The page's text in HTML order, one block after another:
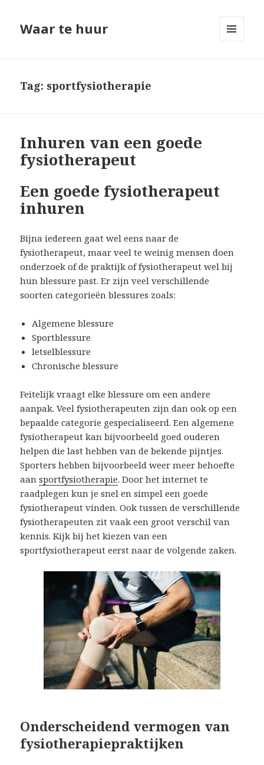
Waar te huur
Tag: sportfysiotherapie
Inhuren van een goede
fysiotherapeut
Een goede fysiotherapeut
inhuren
Bijna iedereen gaat wel eens naar de
fysiotherapeut, maar veel te weinig mensen doen
onderzoek of de praktijk of fysiotherapeut wel bij
hun blessure past. Er zijn veel verschillende
soorten categorieën blessures zoals:
Algemene blessure
Sportblessure
letselblessure
Chronische blessure
Feitelijk vraagt elke blessure om een andere
aanpak. Veel fysiotherapeuten zijn dan ook op een
bepaalde categorie gespecialiseerd. Een algemene
fysiotherapeut kan bijvoorbeeld goed ouderen
helpen die last hebben van de bekende pijntjes.
Sporters hebben bijvoorbeeld weer meer behoefte
aansportfysiotherapie. Door het internet te
raadplegen kun je snel en simpel een goede
fysiotherapeut vinden. Ook tussen de verschillende
fysiotherapeuten zit vaak een groot verschil van
kennis. Kijk bij het kiezen van een
sportfysiotherapeut eerst naar de volgende zaken.
Onderscheidend vermogen van
fysiotherapiepraktijken